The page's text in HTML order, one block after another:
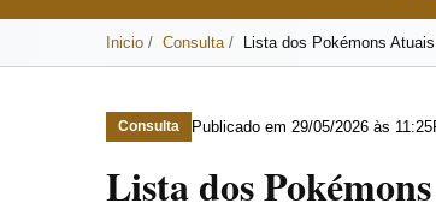
Inicio Consulta Lista dos Pokémons
Consulta Publicado em 29/05/2026 às 11:25
Lista dos